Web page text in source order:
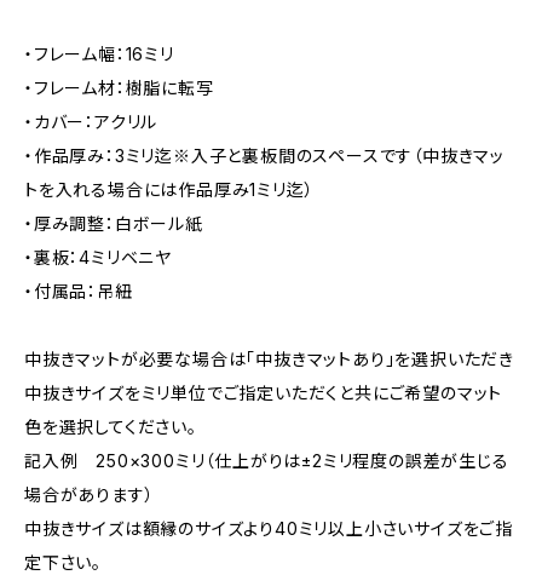
・フレーム幅：16ミリ
・フレーム材：樹脂に転写
・カバー：アクリル
・作品厚み：3ミリ迄※入子と裏板間のスペースです（中抜きマッ
トを入れる場合には作品厚み1ミリ迄）
・厚み調整：白ボール紙
・裏板：4ミリベニヤ
・付属品：吊紐
中抜きマットが必要な場合は「中抜きマットあり」を選択いただき
中抜きサイズをミリ単位でご指定いただくと共にご希望のマット
色を選択してください。
記入例 250×300ミリ（仕上がりは±2ミリ程度の誤差が生じる
場合があります）
中抜きサイズは額縁のサイズより40ミリ以上小さいサイズをご指
定下さい。